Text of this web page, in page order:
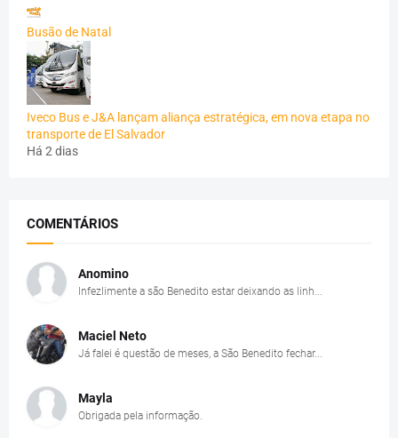
Busão de Natal
Iveco Bus e J&A lançam aliança estratégica, em nova etapa no
transporte de El Salvador
Há 2 dias
COMENTÁRIOS
Anomino
Infezlimente a são Benedito estar deixando as linh...
Maciel Neto
Já falei é questão de meses, a São Benedito fechar...
Mayla
Obrigada pela informação.